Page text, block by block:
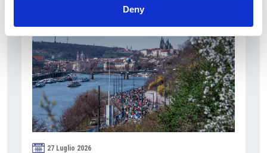
Deny
27 Luglio 2026